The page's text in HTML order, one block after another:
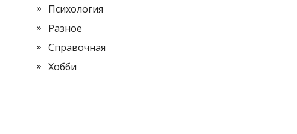
Психология
Разное
Справочная
Хобби